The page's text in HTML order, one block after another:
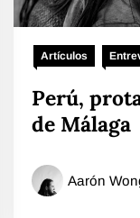
Artículos
Perú,
de Málaga
Aarón